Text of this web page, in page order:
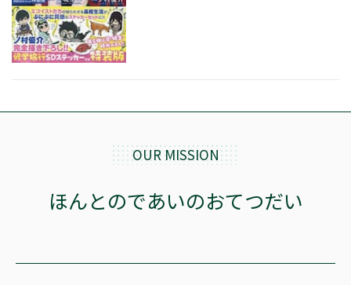
OUR MISSION
ほんとのであいのおてつだい